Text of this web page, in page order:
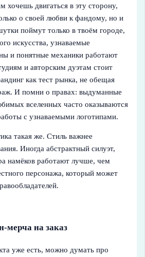
хочешь двигаться в эту сторону,
о своей любви к фандому, но и
поймут только в твоём городе,
искусства, узнаваемые
и понятные механики работают
и авторским дуэтам стоит
как тест рынка, не обещая
И помни о правах: выдуманные
вселенных часто оказываются
с узнаваемыми логотипами.
такая же. Стиль важнее
Иногда абстрактный силуэт,
намёков работают лучше, чем
персонажа, который может
мерча на заказ
уже есть, можно думать про